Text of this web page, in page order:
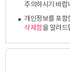
주의하시기 바랍
개인정보를 포함
삭제함을 알려드